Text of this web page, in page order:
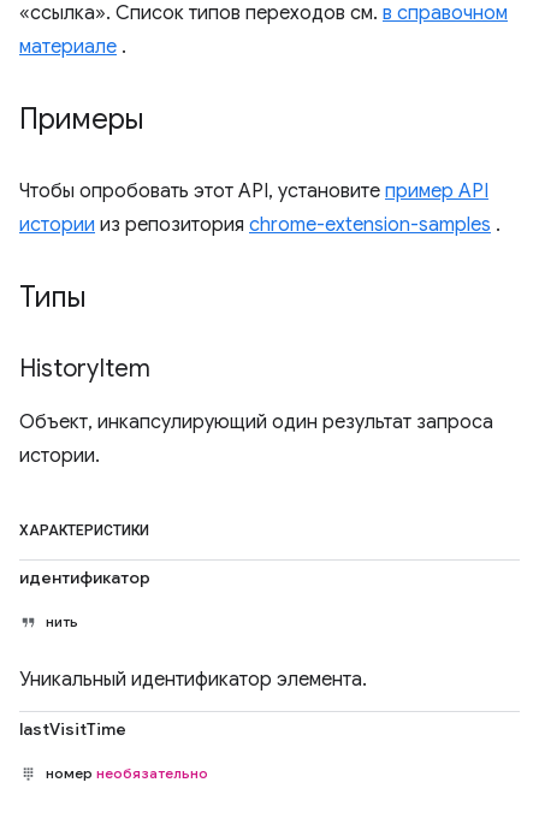
«ссылка». Список типов переходов см. в справочном
материале .
Примеры
Чтобы опробовать этот API, установите пример API
истории из репозитория chrome-extension-samples .
Типы
HistoryItem
Объект, инкапсулирующий один результат запроса
истории.
ХАРАКТЕРИСТИКИ
идентификатор
нить
Уникальный идентификатор элемента.
lastVisitTime
номер необязательно